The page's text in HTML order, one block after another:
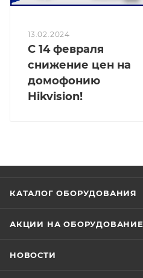
13.02.2024
С 14 февраля
снижение цен на
домофонию
Hikvision!
КАТАЛОГ ОБОРУДОВАНИЯ
АКЦИИ НА ОБОРУДОВАНИЕ
НОВОСТИ